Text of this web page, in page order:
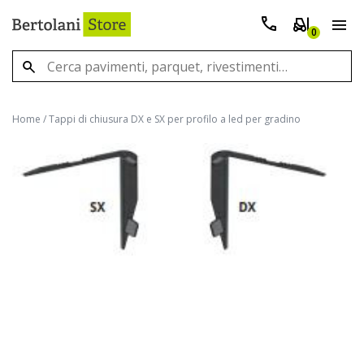
0
Home /Tappi di chiusura DX e SX per profilo a led per gradino